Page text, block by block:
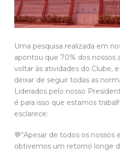
Uma pesquisa realizada em
apontou que 70% dos nossos
voltar às atividades do Clube,
deixar de seguir todas as
Liderados pelo nosso
é para isso que estamos
esclarece:
💬“Apesar de todos os nossos
obtivemos um retorno longe